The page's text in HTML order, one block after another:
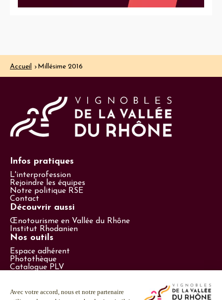
Accueil Millésime 2016
Infos pratiques
L'interprofession
Rejoindre les équipes
Notre politique RSE
Contact
Découvrir aussi
Œnotourisme en Vallée du Rhône
Institut Rhodanien
Nos outils
Espace adhérent
Photothèque
Catalogue PLV